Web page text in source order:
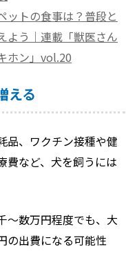
ットの食事は？普段と
よう｜連載「獣医さん
ホン」vol.20
える
品、ワクチン接種や健
費など、犬を飼うには
～数万円程度でも、大
の出費になる可能性